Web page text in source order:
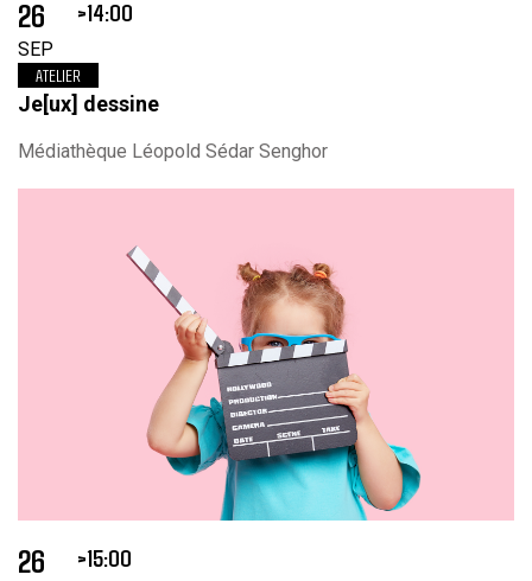
26
SEP
14:00
ATELIER
Je[ux] dessine
Médiathèque Léopold Sédar Senghor
26 15:00